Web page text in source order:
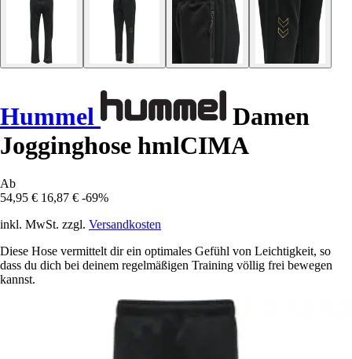
Hummel
Damen
Jogginghose hmlCIMA
Ab
54,95 € 16,87 € -69%
inkl. MwSt. zzgl. Versandkosten
Diese Hose vermittelt dir ein optimales Gefühl von Leichtigkeit, so
dass du dich bei deinem regelmäßigen Training völlig frei bewegen
kannst.